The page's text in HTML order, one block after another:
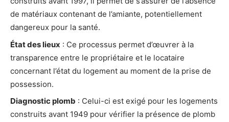
de matériaux contenant de l’amiante, potentiellement
dangereux pour la santé.
État des lieux : Ce processus permet d’œuvrer à la
transparence entre le propriétaire et le locataire
concernant l’état du logement au moment de la prise de
possession.
Diagnostic plomb : Celui-ci est exigé pour les logements
construits avant 1949 pour vérifier la présence de plomb